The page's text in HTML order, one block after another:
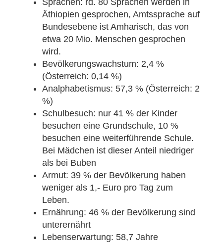
Sprachen: rd. 80 Sprachen werden in
Äthiopien gesprochen, Amtssprache auf
Bundesebene ist Amharisch, das von
etwa 20 Mio. Menschen gesprochen
wird.
Bevölkerungswachstum: 2,4 %
(Österreich: 0,14 %)
Analphabetismus: 57,3 % (Österreich: 2
%)
Schulbesuch: nur 41 % der Kinder
besuchen eine Grundschule, 10 %
besuchen eine weiterführende Schule.
Bei Mädchen ist dieser Anteil niedriger
als bei Buben
Armut: 39 % der Bevölkerung haben
weniger als 1,- Euro pro Tag zum
Leben.
Ernährung: 46 % der Bevölkerung sind
unterernährt
Lebenserwartung: 58,7 Jahre